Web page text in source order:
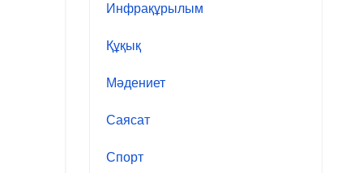
Инфрақұрылым
Құқық
Мәдениет
Саясат
Спорт